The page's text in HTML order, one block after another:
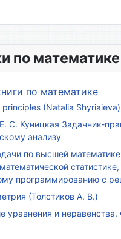
по математике
по математике
(Natalia Shyriaieva)
С. Куницкая Задачник-
анализу
по высшей
статистике,
программированию с
(Толстиков А. В.)
уравнения и